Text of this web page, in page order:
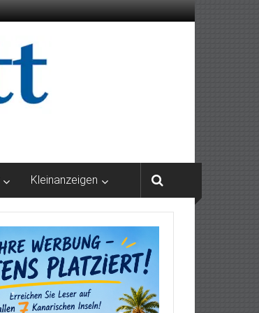
Kleinanzeigen